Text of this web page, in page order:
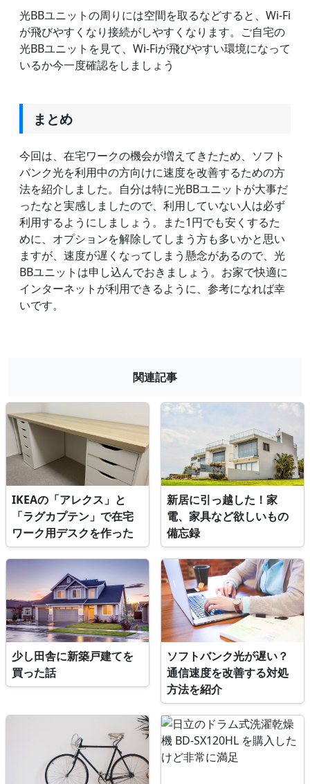
光BBユニットの周りには空間を取るなどすると、Wi-Fi
が飛びやすくなり接続がしやすくなります。ご自宅の
光BBユニットを見て、Wi-Fiが飛びやすい環境になって
いるか今一度確認をしましょう
まとめ
今回は、在宅ワークの機会が増えてきたため、ソフト
バンク光を利用中の方向けに速度を改善するための方
法を紹介しました。自分は特に光BBユニットが大事だ
ったなと実感しましたので、利用していない人は必ず
利用するようにしましょう。また1円でも安くするた
めに、オプションを解除してしまう方も多いかと思い
ますが、速度が遅くなってしまう懸念があるので、光
BBユニットは申し込んでおきましょう。お家で快適に
インターネットが利用できるように、参考になれば幸
いです。
関連記事
IKEAの「アレクス」と
「ラグカプテン」で在宅
ワーク用デスクを作った
新居に引っ越した！家
電、家具など欲しいもの
備忘録
少し田舎に新築戸建てを
買った話
ソフトバンク光が遅い？
通信速度を改善する対処
方法を紹介